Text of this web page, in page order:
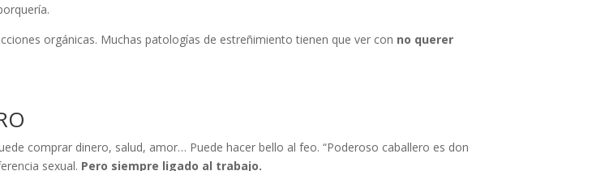
orgánicas. Muchas patologías de estreñimiento tienen que ver con no querer
comprar dinero, salud, amor… Puede hacer bello al feo. “Poderoso caballero es don
sexual. Pero siempre ligado al trabajo.